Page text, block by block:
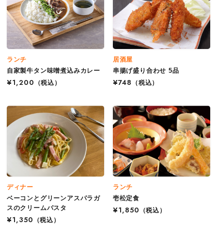
ランチ
自家製牛タン味噌煮込みカレー
¥1,200
（税込）
居酒屋
串揚げ盛り合わせ 5品
¥748
（税込）
ディナー
ベーコンとグリーンアスパラガ
スのクリームパスタ
¥1,350
（税込）
ランチ
壱松定食
¥1,850
（税込）